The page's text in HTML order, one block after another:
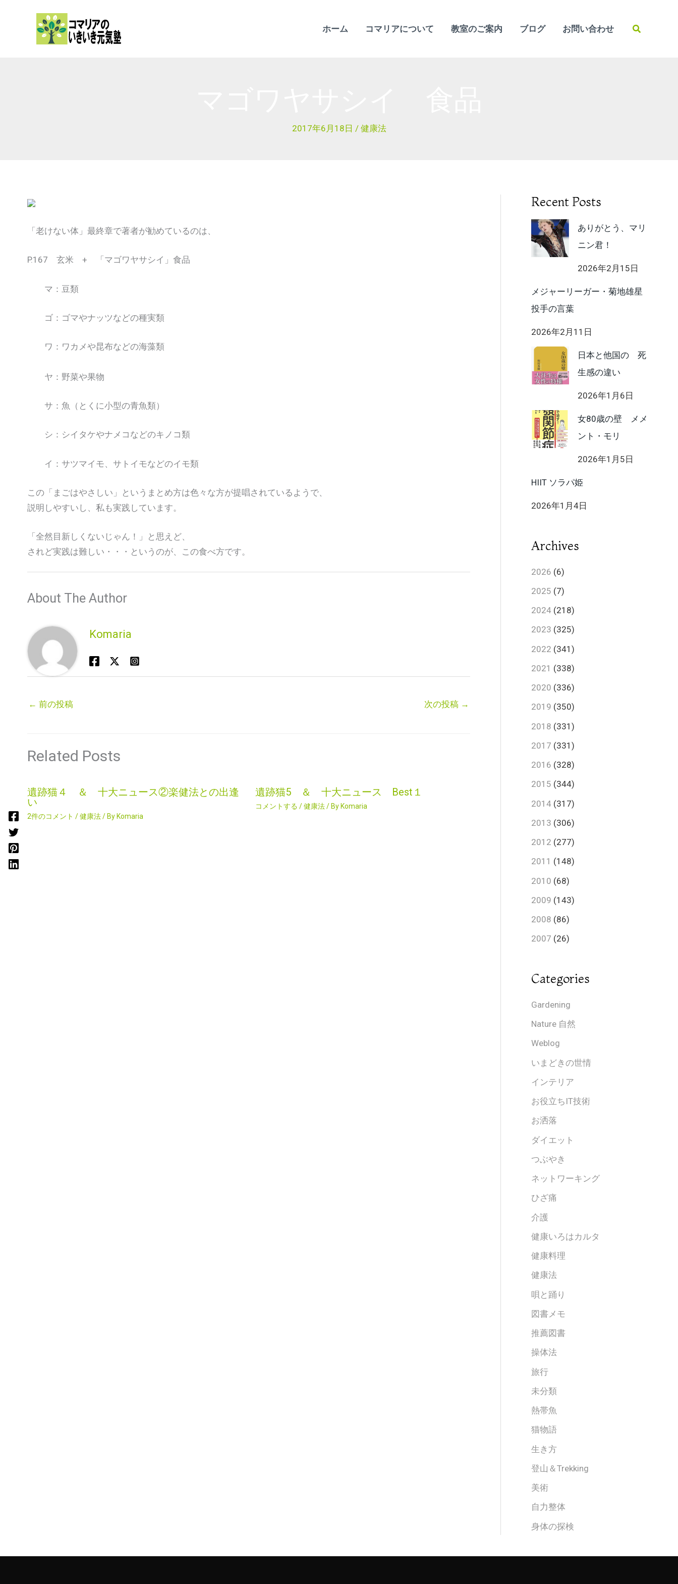
ホーム コマリアについて 教室のご案内 ブログ お問い合わせ
検
2017年6月18日 / 健康法
「老けない体」最終章で著者が勧めているのは、
P.167 玄米 + 「マゴワヤサシイ」食品
マ：豆類
ゴ：ゴマやナッツなどの種実類
ワ：ワカメや昆布などの海藻類
ヤ：野菜や果物
サ：魚（とくに小型の青魚類）
シ：シイタケやナメコなどのキノコ類
イ：サツマイモ、サトイモなどのイモ類
この「まごはやさしい」というまとめ方は色々な方が提唱されているようで、
説明しやすいし、私も実践しています。
「全然目新しくないじゃん！」と思えど、
されど実践は難しい・・・というのが、この食べ方です。
About The Author
Komaria
← 前の投稿 次の投稿 →
Related Posts
遺跡猫４ ＆ 十大ニュース②楽健法との出逢
い
2件のコメント /健康法/ By Komaria
遺跡猫5 ＆ 十大ニュース Best１
コメントする /健康法/ By Komaria
Recent Posts
ありがとう、マリ
ニン君！
2026年2月15日
メジャーリーガー・菊地雄星
投手の言葉
2026年2月11日
日本と他国の 死
生感の違い
2026年1月6日
女80歳の壁 メメ
ント・モリ
2026年1月5日
HIIT ソラパ姫
2026年1月4日
Archives
2026 (6)
2025 (7)
2024 (218)
2023 (325)
2022 (341)
2021 (338)
2020 (336)
2019 (350)
2018 (331)
2017 (331)
2016 (328)
2015 (344)
2014 (317)
2013 (306)
2012 (277)
2011 (148)
2010 (68)
2009 (143)
2008 (86)
2007 (26)
Categories
Gardening
Nature 自然
Weblog
いまどきの世情
インテリア
お役立ちIT技術
お洒落
ダイエット
つぶやき
ネットワーキング
ひざ痛
介護
健康いろはカルタ
健康料理
健康法
唄と踊り
図書メモ
推薦図書
操体法
旅行
未分類
熱帯魚
猫物語
生き方
登山＆Trekking
美術
自力整体
身体の探検